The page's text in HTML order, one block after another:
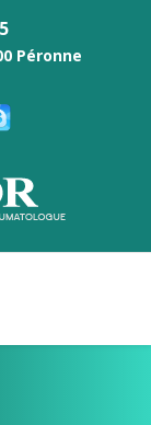
Péronne